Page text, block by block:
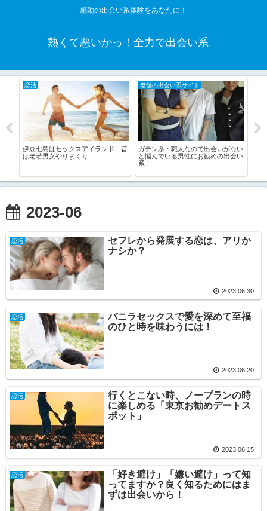
感動の出会い系体験をあなたに！
熱くて悪いかっ！全力で出会い系。
恋活
伊豆七島はセックスアイランド…昔
は老若男女やりまくり
老舗の出会い系サイト
ガテン系・職人なので出会いがない
と悩んでいる男性にお勧めの出会い
系！
2023-06
恋活
セフレから発展する恋は、アリか
ナシか？
2023.06.30
恋活
バニラセックスで愛を深めて至福
のひと時を味わうには！
2023.06.20
恋活
行くとこない時、ノープランの時
に楽しめる「東京お勧めデートス
ポット」
2023.06.15
恋活
「好き避け」「嫌い避け」って知
ってますか？良く知るためにはま
ずは出会いから！